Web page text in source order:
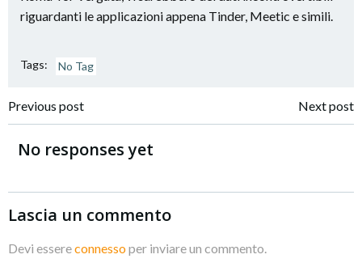
riguardanti le applicazioni appena Tinder, Meetic e simili.
Tags: No Tag
Navigazione
articoli
Previous post
Navigazione
Next post
No responses yet
Lascia un commento
Devi essereconnessoper inviare un commento.